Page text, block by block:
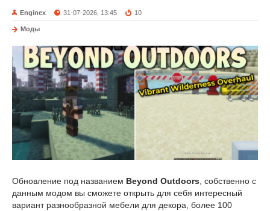
Enginex 31-07-2026, 13:45 10
Моды
Обновление под названием Beyond Outdoors , собственно с
данным модом вы сможете открыть для себя интересный
вариант разнообразной мебели для декора, более 100